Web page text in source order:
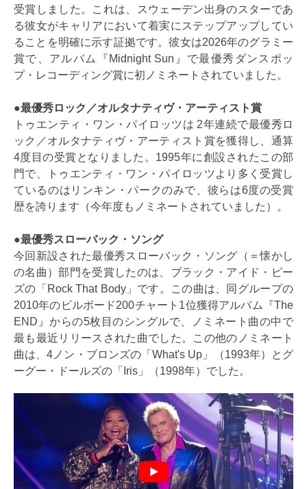
受賞しました。これは、スウェーデン出身のスターであ
る彼女がキャリアにおいて着実にステップアップしてい
ることを明確に示す証拠です。彼女は2026年のグラミー
賞で、アルバム『Midnight Sun』で最優秀ダンスポッ
プ・レコーディング賞に初ノミネートされていました。
●最優秀ロック／オルタナティヴ・アーティスト賞
トゥエンティ・ワン・パイロッツは 2年連続で最優秀ロ
ック／オルタナティヴ・アーティスト賞を獲得し、通算
4度目の受賞となりました。1995年に創設されたこの部
門で、トゥエンティ・ワン・パイロッツより多く受賞し
ているのはリンキン・パークのみで、彼らは6度の受賞
歴を誇ります（今年度もノミネートされていました）。
●最優秀スローバック・ソング
今回新設された最優秀スローバック・ソング（＝懐かし
の名曲）部門を受賞したのは、ブラック・アイド・ピー
ズの「Rock That Body」です。この曲は、同グループの
2010年のビルボード200チャート1位獲得アルバム『The
END』からの5枚目のシングルで、ノミネート曲の中で
最も最近リリースされた曲でした。この他のノミネート
曲は、4ノン・ブロンズの「What's Up」（1993年）とグ
ーグー・ドールズの「Iris」（1998年）でした。